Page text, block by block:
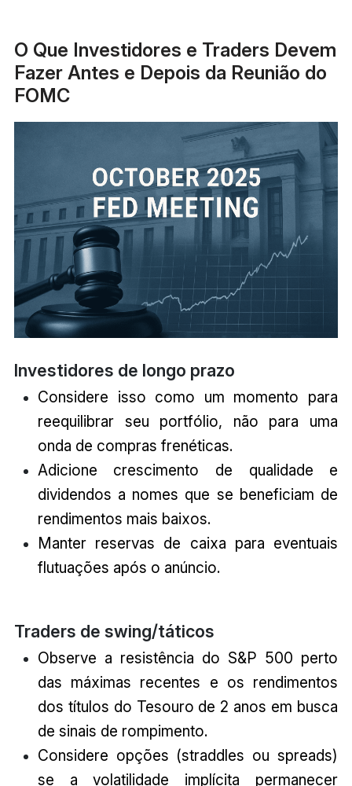
O Que Investidores e Traders Devem
Fazer Antes e Depois da Reunião do
FOMC
Investidores de longo prazo
Considere isso como um momento para
reequilibrar seu portfólio, não para uma
onda de compras frenéticas.
Adicione crescimento de qualidade e
dividendos a nomes que se beneficiam de
rendimentos mais baixos.
Manter reservas de caixa para eventuais
flutuações após o anúncio.
Traders de swing/táticos
Observe a resistência do S&P 500 perto
das máximas recentes e os rendimentos
dos títulos do Tesouro de 2 anos em busca
de sinais de rompimento.
Considere opções (straddles ou spreads)
se a volatilidade implícita permanecer